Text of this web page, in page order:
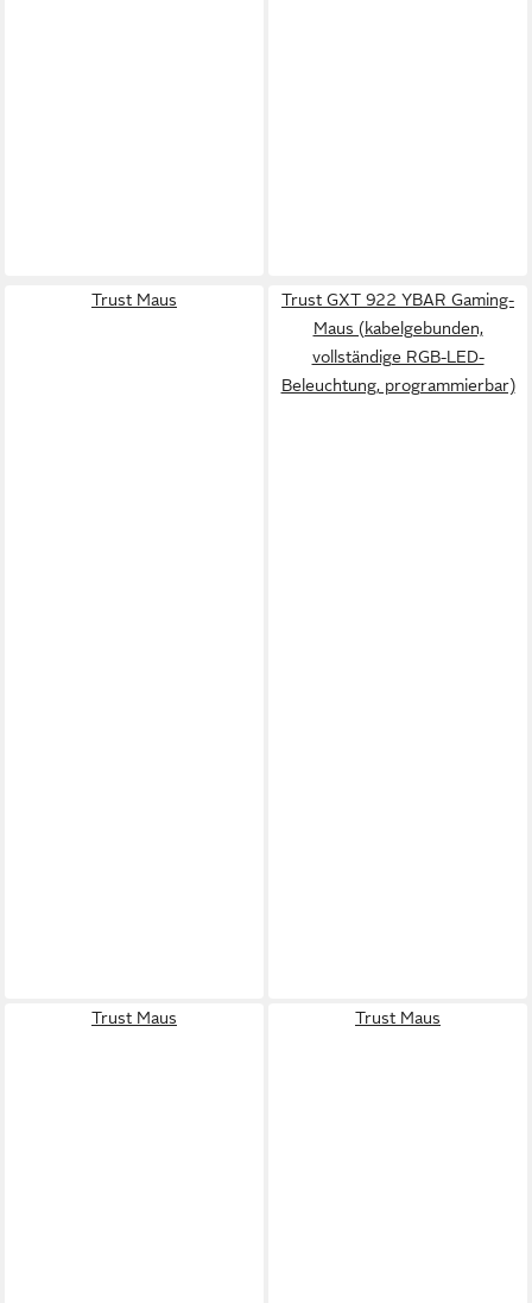
Trust Maus
Trust GXT 922 YBAR Gaming-
Maus (kabelgebunden,
vollständige RGB-LED-
Beleuchtung, programmierbar)
Trust Maus Trust Maus